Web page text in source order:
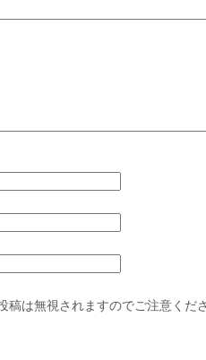
稿は無視されますのでご注意くだ